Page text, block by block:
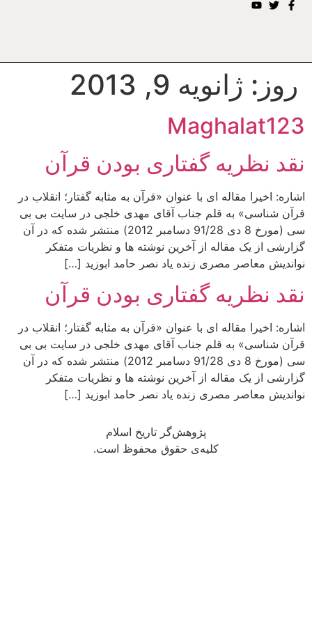
روز: ژانویه 9, 2013
Maghalat123
نقد نظریه گفتاری بودن قرآن
اشاره: اخیرا مقاله ای با عنوان «قرآن به مثابه گفتار؛ انقلاب در
قرآن شناسی» به قلم جناب آقای مهدی خلجی در سایت بی بی
سی (مورخ 8 دی 91/28 دسامبر 2012) منتشر شده که در آن
گزارشی از یک مقاله از آخرین نوشته ها و نظریات متفکر
نواندیش معاصر مصری زنده یاد نصر حامد ابوزید […]
نقد نظریه گفتاری بودن قرآن
اشاره: اخیرا مقاله ای با عنوان «قرآن به مثابه گفتار؛ انقلاب در
قرآن شناسی» به قلم جناب آقای مهدی خلجی در سایت بی بی
سی (مورخ 8 دی 91/28 دسامبر 2012) منتشر شده که در آن
گزارشی از یک مقاله از آخرین نوشته ها و نظریات متفکر
نواندیش معاصر مصری زنده یاد نصر حامد ابوزید […]
پژوهش‌گر تاریخ اسلام
کلیه‌ی حقوق محفوظ است.